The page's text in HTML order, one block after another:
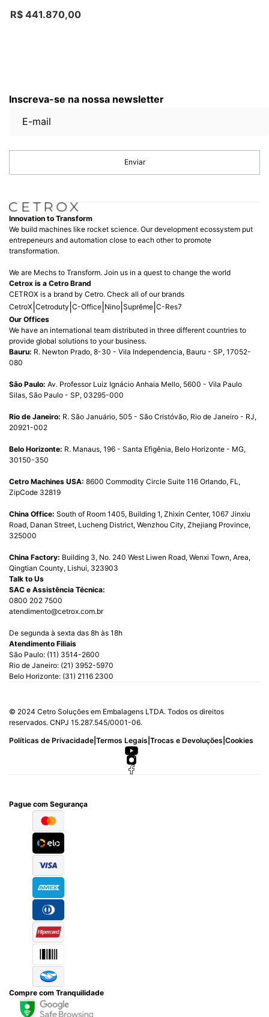
R$ 441.870,00
Inscreva-se na nossa newsletter
Enviar
Innovation to Transform
We build machines like rocket science. Our development ecossystem put
entrepeneurs and automation close to each other to promote
transformation.
We are Mechs to Transform. Join us in a quest to change the world
Cetrox is a Cetro Brand
CETROX is a brand by Cetro. Check all of our brands
CetroX Cetroduty C-Office Nino Suprême C-Res7
Our Offices
We have an international team distributed in three different countries to
provide global solutions to your business.
Bauru: R. Newton Prado, 8-30 - Vila Independencia, Bauru - SP, 17052-
080
São Paulo: Av. Professor Luiz Ignácio Anhaia Mello, 5600 - Vila Paulo
Silas, São Paulo - SP, 03295-000
Rio de Janeiro: R. São Januário, 505 - São Cristóvão, Rio de Janeiro - RJ,
20921-002
Belo Horizonte: R. Manaus, 196 - Santa Efigênia, Belo Horizonte - MG,
30150-350
Cetro Machines USA: 8600 Commodity Circle Suite 116 Orlando, FL,
ZipCode 32819
China Office: South of Room 1405, Building 1, Zhixin Center, 1067 Jinxiu
Road, Danan Street, Lucheng District, Wenzhou City, Zhejiang Province,
325000
China Factory: Building 3, No. 240 West Liwen Road, Wenxi Town, Area,
Qingtian County, Lishui, 323903
Talk to Us
SAC e Assistência Técnica:
0800 202 7500
atendimento@cetrox.com.br
De segunda à sexta das 8h às 18h
Atendimento Filiais
São Paulo: (11) 3514-2600
Rio de Janeiro: (21) 3952-5970
Belo Horizonte: (31) 2116 2300
© 2024 Cetro Soluções em Embalagens LTDA. Todos os direitos
reservados. CNPJ 15.287.545/0001-06.
Políticas de Privacidade Termos Legais Trocas e Devoluções Cookies
Pague com Segurança
Compre com Tranquilidade